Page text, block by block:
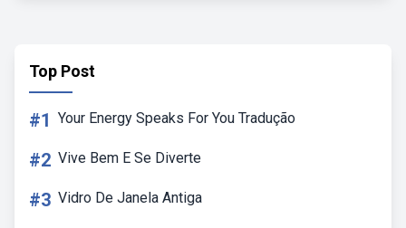
Top Post
#1 Your Energy Speaks For You Tradução
#2 Vive Bem E Se Diverte
#3 Vidro De Janela Antiga